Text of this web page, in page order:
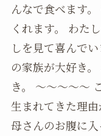
んなで食べます
くれます。 わた
しを見て喜んで
の家族が大好き
き。 ～～～～～
生まれてきた理
母さんのお腹に